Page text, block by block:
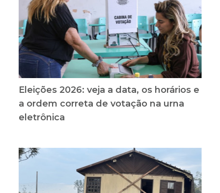
Eleições 2026: veja a data, os horários e
a ordem correta de votação na urna
eletrônica